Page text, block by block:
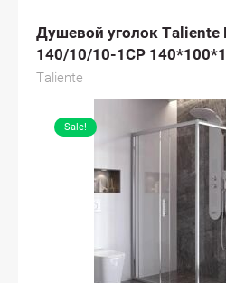
Душевой уголок Taliente
140/10/10-1CP
Taliente
Sale!